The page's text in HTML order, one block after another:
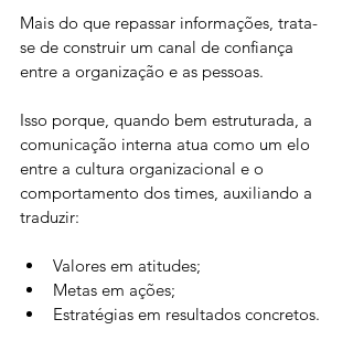
Mais do que repassar informações, trata-
se de construir um canal de confiança
entre a organização e as pessoas.
Isso porque, quando bem estruturada, a
comunicação interna atua como um elo
entre a cultura organizacional e o
comportamento dos times, auxiliando a
traduzir:
Valores em atitudes;
Metas em ações;
Estratégias em resultados concretos.